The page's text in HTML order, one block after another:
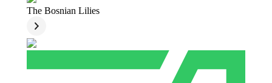
The Bosnian Lilies